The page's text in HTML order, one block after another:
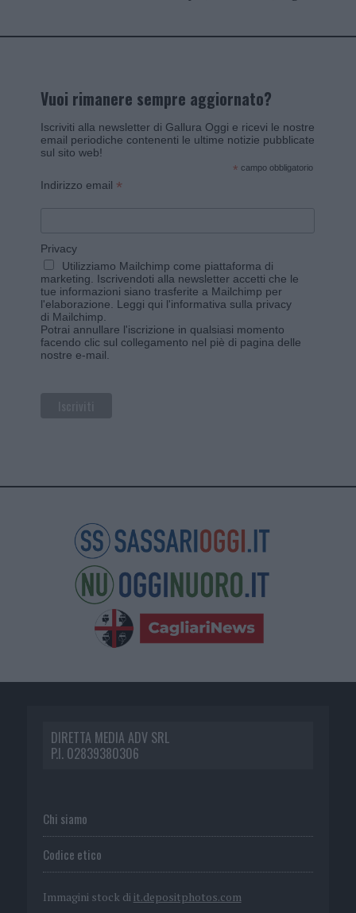
Vuoi rimanere sempre aggiornato?
Iscriviti alla newsletter di Gallura Oggi e ricevi le nostre
email periodiche contenenti le ultime notizie pubblicate
sul sito web!
* campo obbligatorio
Indirizzo email *
Privacy
Utilizziamo Mailchimp come piattaforma di
marketing. Iscrivendoti alla newsletter accetti che le
tue informazioni siano trasferite a Mailchimp per
l'elaborazione. Leggi qui l'informativa sulla privacy
di Mailchimp
Potrai annullare l'iscrizione in qualsiasi momento
facendo clic sul collegamento nel piè di pagina delle
nostre e-mail.
DIRETTA MEDIA ADV SRL
P.I. 02839380306
Chi siamo
Codice etico
Immagini stock di it.depositphotos.com